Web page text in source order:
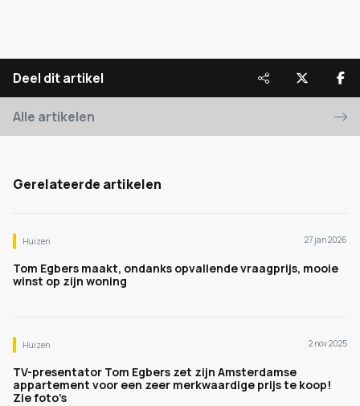
Deel dit artikel
Alle artikelen
Gerelateerde artikelen
Huizen 27 jan 2026
Tom Egbers maakt, ondanks opvallende vraagprijs, mooie
winst op zijn woning
Huizen 2 nov 2025
TV-presentator Tom Egbers zet zijn Amsterdamse
appartement voor een zeer merkwaardige prijs te koop!
Zie foto’s